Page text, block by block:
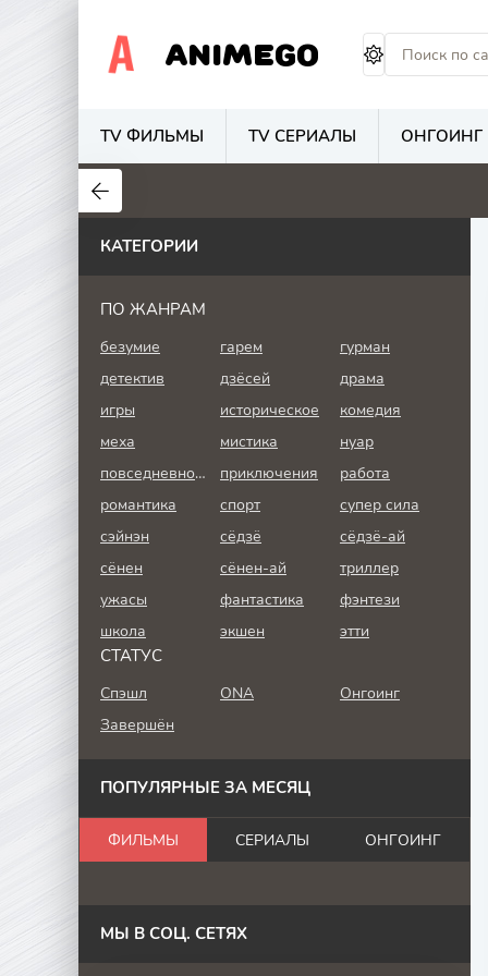
ANIMEGO
TV ФИЛЬМЫ TV СЕРИАЛЫ ОНГОИНГ
1.7
КАТЕГОРИИ
ПО ЖАНРАМ
безумие гарем
гурман
детектив
дзёсей
драма
игры
историческое
комедия
меха
мистика
нуар
повседневность
приключения
работа
романтика
спорт
супер сила
сэйнэн
сёдзё
сёдзё-ай
сёнен
сёнен-ай
триллер
ужасы
фантастика
фэнтези
школа
экшен этти
СТАТУС
Спэшл ONA
Онгоинг
Завершён
ПОПУЛЯРНЫЕ ЗА МЕСЯЦ
ФИЛЬМЫ СЕРИАЛЫ ОНГОИНГ
МЫ В СОЦ. СЕТЯХ